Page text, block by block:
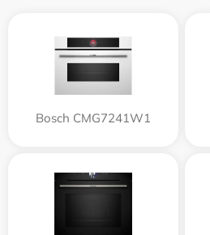
Bosch CMG7241W1